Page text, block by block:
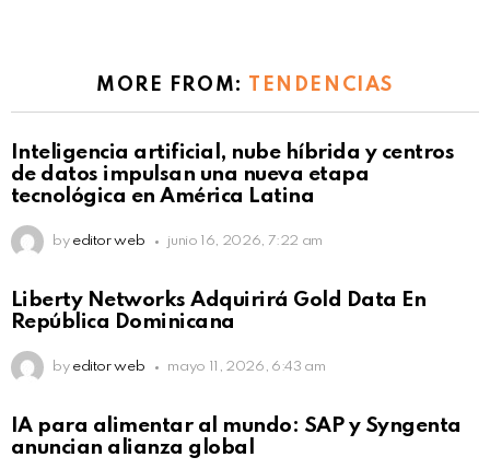
MORE FROM: TENDENCIAS
Not Safe For Work
Click to view this post
Inteligencia artificial, nube híbrida y centros
de datos impulsan una nueva etapa
tecnológica en América Latina
by editor web junio 16, 2026, 7:22 am
Click to view this post
Liberty Networks Adquirirá Gold Data En
República Dominicana
by editor web mayo 11, 2026, 6:43 am
Click to view this post
IA para alimentar al mundo: SAP y Syngenta
anuncian alianza global